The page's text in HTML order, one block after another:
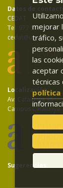
Datos de
CEDAT
Tel: 977 55 83 94
cedat@urv.cat
Localización:
Av. Catalunya 35
Campus Catalunya
Sugerencias
mejorar
tráfico,
las
aceptar
técnicas
política